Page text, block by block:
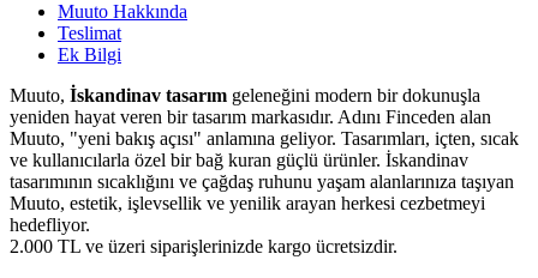
Muuto Hakkında
Teslimat
Ek Bilgi
Muuto, İskandinav tasarım geleneğini modern bir dokunuşla
yeniden hayat veren bir tasarım markasıdır. Adını Finceden alan
Muuto, "yeni bakış açısı" anlamına geliyor. Tasarımları, içten, sıcak
ve kullanıcılarla özel bir bağ kuran güçlü ürünler. İskandinav
tasarımının sıcaklığını ve çağdaş ruhunu yaşam alanlarınıza taşıyan
Muuto, estetik, işlevsellik ve yenilik arayan herkesi cezbetmeyi
hedefliyor.
2.000 TL ve üzeri siparişlerinizde kargo ücretsizdir.